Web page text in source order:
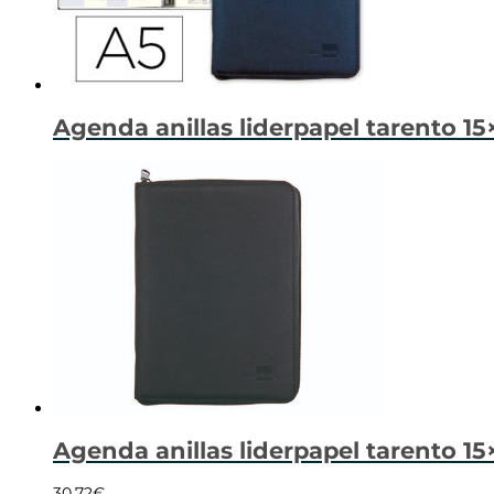
Agenda anillas liderpapel tarento
Agenda anillas liderpapel tarento